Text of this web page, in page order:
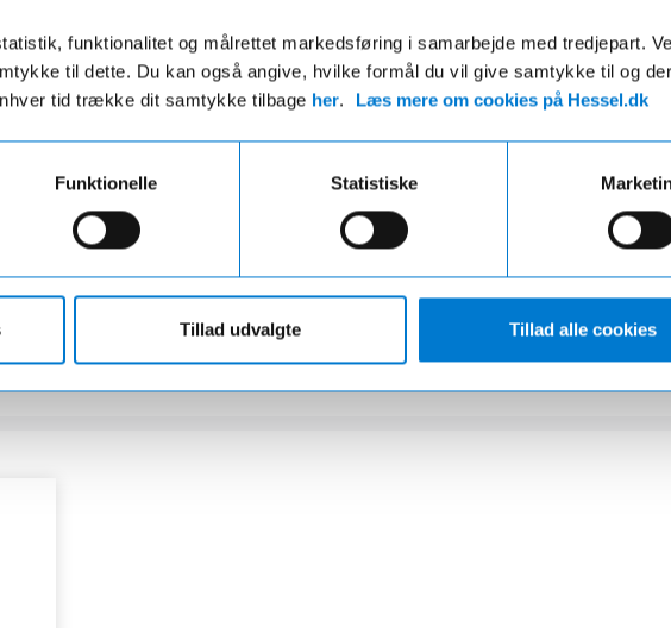
funktionalitet og målrettet markedsføring i samarbejde med tredjepart.
til dette. Du kan også angive, hvilke formål du vil give samtykke til og
tid trække dit samtykke tilbage her. Læs mere om cookies på Hessel.dk
Funktionelle Statistiske
Tillad udvalgte Tillad alle cookies
års erfaring
har vi leveret store og små
så vi ved godt, hvordan
sine kunder
Danmarks største bilforhandler
Med salgsafdelinger og værksteder over det
meste af Danmark, så er der aldrig langt til en
ny bil eller et autoriseret serviceeftersyn